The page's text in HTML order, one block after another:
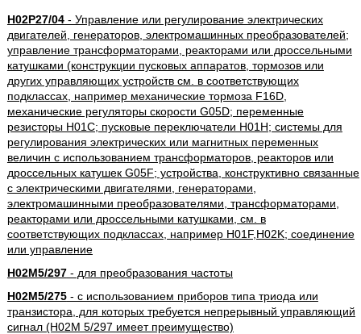
H02P27/04- Управление или регулирование электрических
двигателей, генераторов, электромашинных преобразователей;
управление трансформаторами, реакторами или дроссельными
катушками (конструкции пусковых аппаратов, тормозов или
других управляющих устройств см. в соответствующих
подклассах, например механические тормоза F16D,
механические регуляторы скорости G05D; переменные
резисторы H01C; пусковые переключатели H01H; системы для
регулирования электрических или магнитных переменных
величин с использованием трансформаторов, реакторов или
дроссельных катушек G05F; устройства, конструктивно связанные
с электрическими двигателями, генераторами,
электромашинными преобразователями, трансформаторами,
реакторами или дроссельными катушками, см. в
соответствующих подклассах, например H01F,H02K; соединение
или управление
H02M5/297- для преобразования частоты
H02M5/275- с использованием приборов типа триода или
транзистора, для которых требуется непрерывный управляющий
сигнал (H02M 5/297 имеет преимущество)